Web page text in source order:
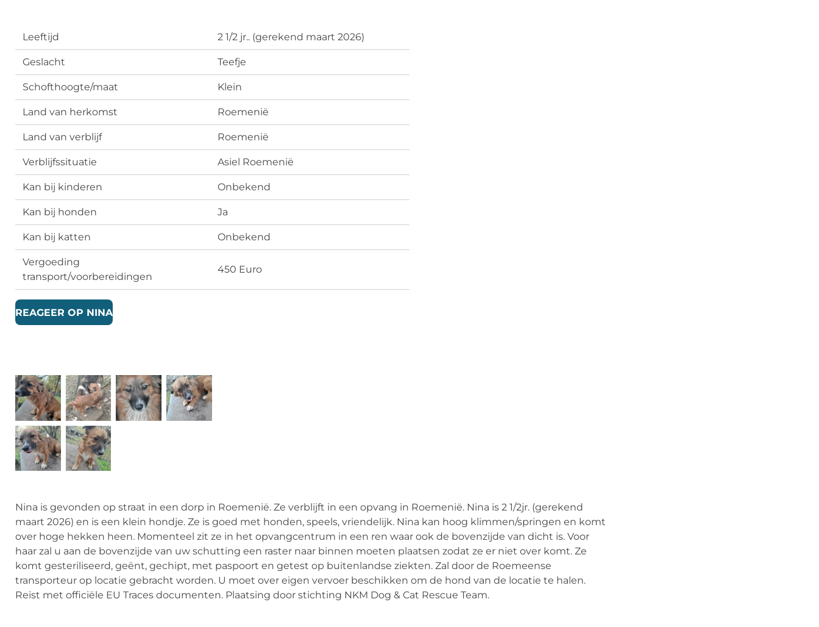
Leeftijd 2 1/2 jr.. (gerekend maart 2026)
Geslacht Teefje
Schofthoogte/maat Klein
Land van herkomst Roemenië
Land van verblijf Roemenië
Verblijfssituatie Asiel Roemenië
Kan bij kinderen Onbekend
Kan bij honden Ja
Kan bij katten Onbekend
Vergoeding
transport/voorbereidingen
450 Euro
REAGEER OP NINA
Nina is gevonden op straat in een dorp in Roemenië. Ze verblijft in een opvang in Roemenië. Nina is 2 1/2jr. (gerekend
maart 2026) en is een klein hondje. Ze is goed met honden, speels, vriendelijk. Nina kan hoog klimmen/springen en komt
over hoge hekken heen. Momenteel zit ze in het opvangcentrum in een ren waar ook de bovenzijde van dicht is. Voor
haar zal u aan de bovenzijde van uw schutting een raster naar binnen moeten plaatsen zodat ze er niet over komt. Ze
komt gesteriliseerd, geënt, gechipt, met paspoort en getest op buitenlandse ziekten. Zal door de Roemeense
transporteur op locatie gebracht worden. U moet over eigen vervoer beschikken om de hond van de locatie te halen.
Reist met officiële EU Traces documenten. Plaatsing door stichting NKM Dog & Cat Rescue Team.